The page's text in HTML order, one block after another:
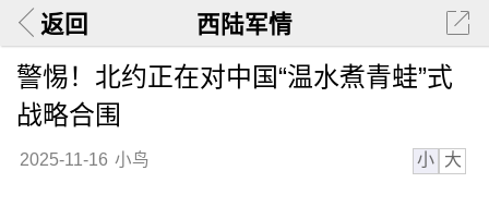
返回 西陆军情
警惕！北约正在对中国“温水煮青蛙”式
战略合围
2025-11-16 小鸟 小 大